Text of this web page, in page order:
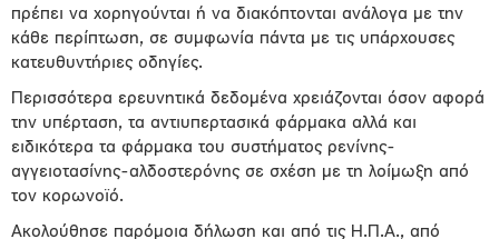
πρέπει να χορηγούνται ή να διακόπτονται ανάλογα με την
κάθε περίπτωση, σε συμφωνία πάντα με τις υπάρχουσες
κατευθυντήριες οδηγίες.
Περισσότερα ερευνητικά δεδομένα χρειάζονται όσον αφορά
την υπέρταση, τα αντιυπερτασικά φάρμακα αλλά και
ειδικότερα τα φάρμακα του συστήματος ρενίνης-
αγγειοτασίνης-αλδοστερόνης σε σχέση με τη λοίμωξη από
τον κορωνοϊό.
Ακολούθησε παρόμοια δήλωση και από τις Η.Π.Α., από